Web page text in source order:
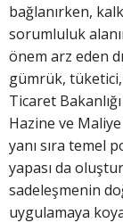
bağlanırken,
sorumluluk
önem arz eden
gümrük,
Ticaret
Hazine ve
yanı sıra temel
yapası da
sadeleşmenin
uygulamaya